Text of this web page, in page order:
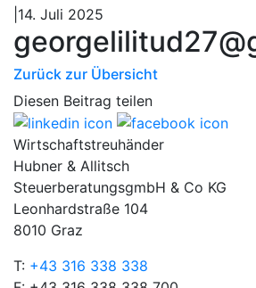
|14. Juli 2025
Zurück zur Übersicht
Diesen Beitrag teilen
Wirtschaftstreuhänder
Hubner & Allitsch
SteuerberatungsgmbH & Co KG
Leonhardstraße 104
8010 Graz
T: +43 316 338 338